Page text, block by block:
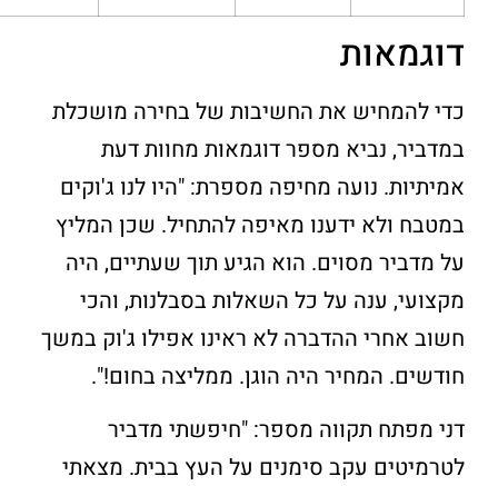
דוגמאות
כדי להמחיש את החשיבות של בחירה מושכלת
במדביר, נביא מספר דוגמאות מחוות דעת
אמיתיות. נועה מחיפה מספרת: "היו לנו ג'וקים
במטבח ולא ידענו מאיפה להתחיל. שכן המליץ
על מדביר מסוים. הוא הגיע תוך שעתיים, היה
מקצועי, ענה על כל השאלות בסבלנות, והכי
חשוב אחרי ההדברה לא ראינו אפילו ג'וק במשך
חודשים. המחיר היה הוגן. ממליצה בחום!".
דני מפתח תקווה מספר: "חיפשתי מדביר
לטרמיטים עקב סימנים על העץ בבית. מצאתי